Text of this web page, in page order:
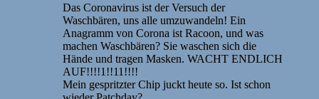
Das Coronavirus ist der Versuch der
Waschbären, uns alle umzuwandeln! Ein
Anagramm von Corona ist Racoon, und was
machen Waschbären? Sie waschen sich die
Hände und tragen Masken. WACHT ENDLICH
AUF!!!!1!!11!!!!
Mein gespritzter Chip juckt heute so. Ist schon